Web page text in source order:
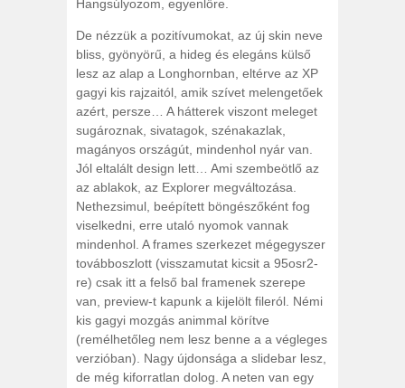
Hangsúlyozom, egyenlőre.
De nézzük a pozitívumokat, az új skin neve
bliss, gyönyörű, a hideg és elegáns külső
lesz az alap a Longhornban, eltérve az XP
gagyi kis rajzaitól, amik szívet melengetőek
azért, persze… A hátterek viszont meleget
sugároznak, sivatagok, szénakazlak,
magányos országút, mindenhol nyár van.
Jól eltalált design lett… Ami szembeötlő az
az ablakok, az Explorer megváltozása.
Nethezsimul, beépített böngészőként fog
viselkedni, erre utaló nyomok vannak
mindenhol. A frames szerkezet mégegyszer
továbboszlott (visszamutat kicsit a 95osr2-
re) csak itt a felső bal framenek szerepe
van, preview-t kapunk a kijelölt fileról. Némi
kis gagyi mozgás animmal körítve
(remélhetőleg nem lesz benne a a végleges
verzióban). Nagy újdonsága a slidebar lesz,
de még kiforratlan dolog. A neten van egy